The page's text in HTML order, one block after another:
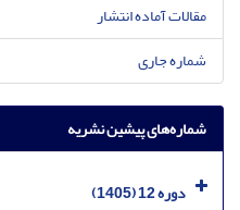
مقالات آماده انتشار
شماره جاری
شماره‌های پیشین نشریه
دوره 12 (1405)